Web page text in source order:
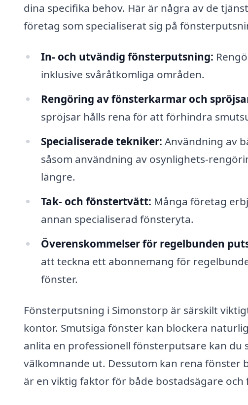
dina specifika behov. Här är några av de
företag som specialiserat sig på
In- och utvändig fönsterputsning:
inklusive svåråtkomliga områden.
Rengöring av fönsterkarmar och
spröjsar hålls rena för att förhindra
Specialiserade tekniker: Användning av
såsom användning av osynlighets-
längre.
Tak- och fönstertvätt: Många företag
annan specialiserad fönsteryta.
Överenskommelser för regelbunden
att teckna ett abonnemang för
fönster.
Fönsterputsning i Simonstorp är särskilt
kontor. Smutsiga fönster kan blockera
anlita en professionell fönsterputsare kan
välkomnande ut. Dessutom kan rena
är en viktig faktor för både bostadsägare och